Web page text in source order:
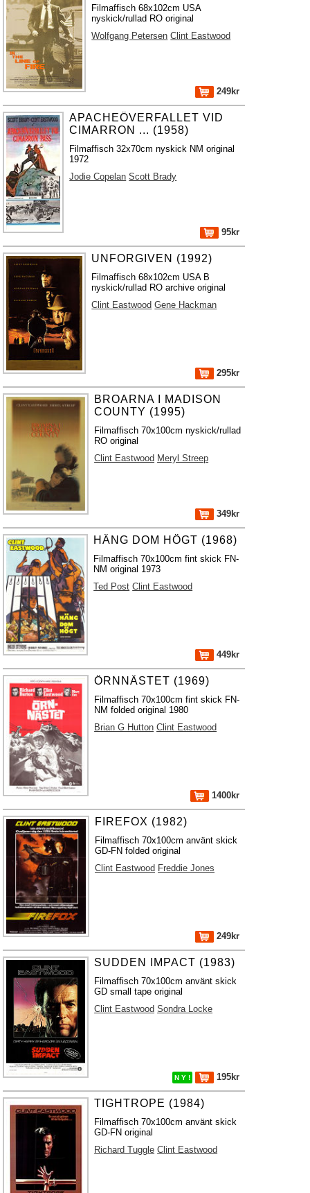
Filmaffisch 68x102cm USA
nyskick/rullad RO original
Wolfgang Petersen Clint Eastwood
249kr
APACHEÖVERFALLET VID
CIMARRON ... (1958)
Filmaffisch 32x70cm nyskick NM original
1972
Jodie Copelan Scott Brady
95kr
UNFORGIVEN (1992)
Filmaffisch 68x102cm USA B
nyskick/rullad RO archive original
Clint Eastwood Gene Hackman
295kr
BROARNA I MADISON
COUNTY (1995)
Filmaffisch 70x100cm nyskick/rullad
RO original
Clint Eastwood Meryl Streep
349kr
HÄNG DOM HÖGT (1968)
Filmaffisch 70x100cm fint skick FN-
NM original 1973
Ted Post Clint Eastwood
449kr
ÖRNNÄSTET (1969)
Filmaffisch 70x100cm fint skick FN-
NM folded original 1980
Brian G Hutton Clint Eastwood
1400kr
FIREFOX (1982)
Filmaffisch 70x100cm använt skick
GD-FN folded original
Clint Eastwood Freddie Jones
249kr
SUDDEN IMPACT (1983)
Filmaffisch 70x100cm använt skick
GD small tape original
Clint Eastwood Sondra Locke
N Y ! 195kr
TIGHTROPE (1984)
Filmaffisch 70x100cm använt skick
GD-FN original
Richard Tuggle Clint Eastwood